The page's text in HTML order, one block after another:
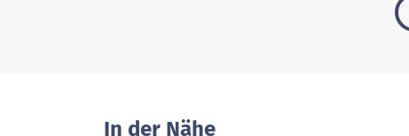
In der Nähe